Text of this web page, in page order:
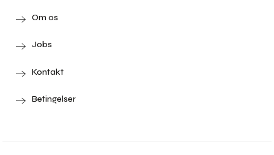
Om os
Jobs
Kontakt
Betingelser